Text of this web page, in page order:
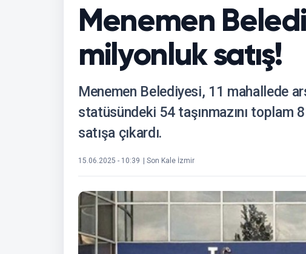
Menemen
milyonluk satış!
Menemen Belediyesi, 11 mahallede
statüsündeki 54 taşınmazını toplam
satışa çıkardı.
15.06.2025 - 10:39 | Son Kale İzmir